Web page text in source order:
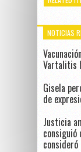
NOTICIAS
Vartalitis
Gisela
de
Justicia
consiguió